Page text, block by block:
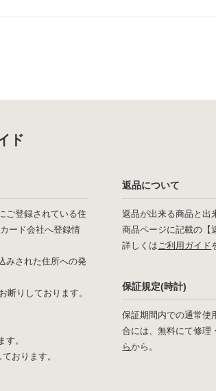
ド
ご登録されている住
ード会社へ登録情
みされた住所への発
りしております。
。
おります。
返品について
返品が出来る商品と出
商品ページに記載の【
詳しくはご利用ガイド
保証規定(時計)
保証期間内での通常使
合には、無料にて修理
らから。